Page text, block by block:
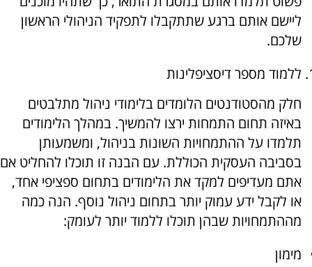
ליישם אותם ברגע שתתקבלו לתפקיד הניהולי הראשון
שלכם.
ללמוד מספר דיסציפלינות
חלק מהסטודנטים הלומדים בלימודי ניהול מתלבטים
באיזה תחום התמחות ירצו להמשיך. במהלך הלימודים
תלמדו על ההתמחויות השונות בניהול, ומשמעותן
בסביבה העסקית הכוללת. עם הבנה זו תוכלו להחליט אם
אתם מעדיפים למקד את הלימודים בתחום ספציפי אחד,
או לקבל ידע עמוק יותר בתחום ניהול נוסף. הנה כמה
מההתמחויות שבהן תוכלו ללמוד יותר לעומק:
מימון